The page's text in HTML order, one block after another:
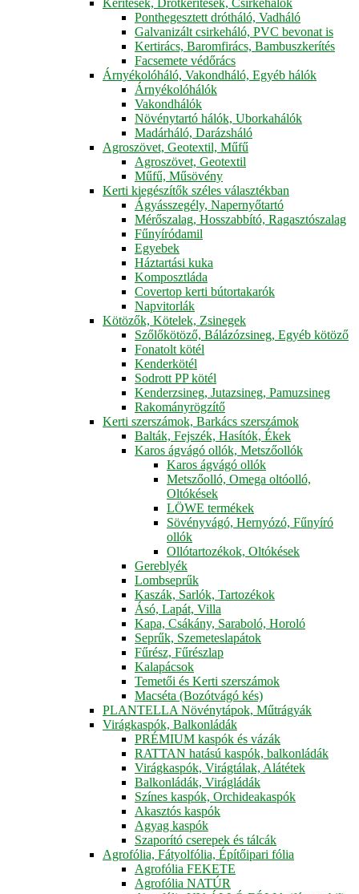
Ponthegesztett drótháló, Vadháló
Galvanizált csirkeháló, PVC bevonat is
Kertirács, Baromfirács, Bambuszkerítés
Facsemete védőrács
Árnyékolóháló, Vakondháló, Egyéb hálók
Árnyékolóhálók
Vakondhálók
Növénytartó hálók, Uborkahálók
Madárháló, Darázsháló
Agroszövet, Geotextil, Műfű
Agroszövet, Geotextil
Műfű, Műsövény
Kerti kiegészítők széles választékban
Ágyásszegély, Napernyőtartó
Mérőszalag, Hosszabbító, Ragasztószalag
Fűnyíródamil
Egyebek
Háztartási kuka
Komposztláda
Covertop kerti bútortakarók
Napvitorlák
Kötözők, Kötelek, Zsinegek
Szőlőkötöző, Bálázózsineg, Egyéb kötöző
Fonatolt kötél
Kenderkötél
Sodrott PP kötél
Kenderzsineg, Jutazsineg, Pamuzsineg
Rakományrögzítő
Kerti szerszámok, Barkács szerszámok
Balták, Fejszék, Hasítók, Ékek
Karos ágvágó ollók, Metszőollók
Karos ágvágó ollók
Metszőolló, Omega oltóolló,
Oltókések
LÖWE termékek
Sövényvágó, Hernyózó, Fűnyíró
ollók
Ollótartozékok, Oltókések
Gereblyék
Lombseprűk
Kaszák, Sarlók, Tartozékok
Ásó, Lapát, Villa
Kapa, Csákány, Saraboló, Horoló
Seprűk, Szemeteslapátok
Fűrész, Fűrészlap
Kalapácsok
Temetői és Kerti szerszámok
Macséta (Bozótvágó kés)
PLANTELLA Növénytápok, Műtrágyák
Virágkaspók, Balkonládák
PRÉMIUM kaspók és vázák
RATTAN hatású kaspók, balkonládák
Virágkaspók, Virágtálak, Alátétek
Balkonládák, Virágládák
Színes kaspók, Orchideakaspók
Akasztós kaspók
Agyag kaspók
Szaporító cserepek és tálcák
Agrofólia, Fátyolfólia, Építőipari fólia
Agrofólia FEKETE
Agrofólia NATÚR